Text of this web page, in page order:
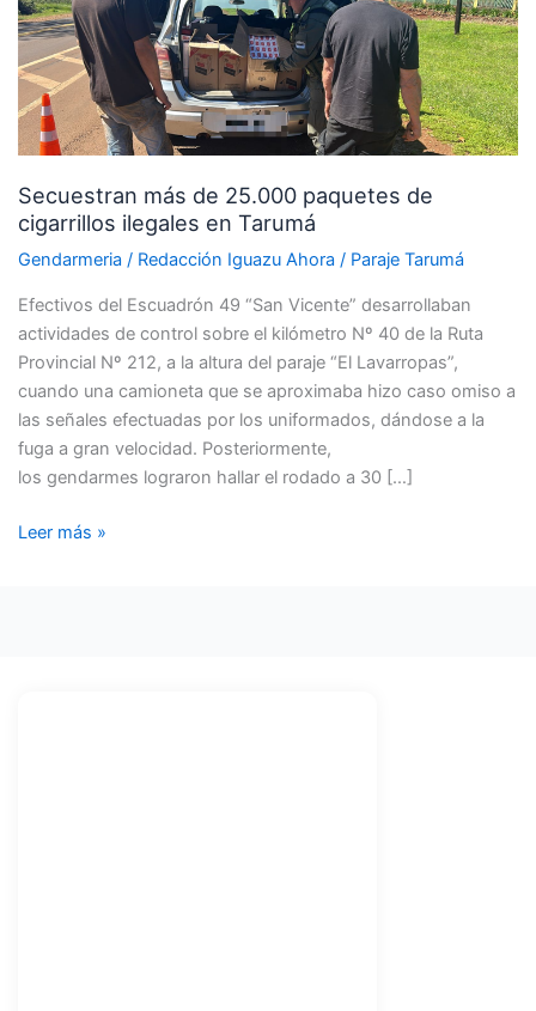
Secuestran más de 25.000 paquetes de
cigarrillos ilegales en Tarumá
Gendarmeria / Redacción Iguazu Ahora / Paraje Tarumá
Efectivos del Escuadrón 49 “San Vicente” desarrollaban
actividades de control sobre el kilómetro Nº 40 de la Ruta
Provincial Nº 212, a la altura del paraje “El Lavarropas”,
cuando una camioneta que se aproximaba hizo caso omiso a
las señales efectuadas por los uniformados, dándose a la
fuga a gran velocidad. Posteriormente,
los gendarmes lograron hallar el rodado a 30 […]
25.000
paquetes
de
cigarrillos
ilegales
Tarumá
Leer más »